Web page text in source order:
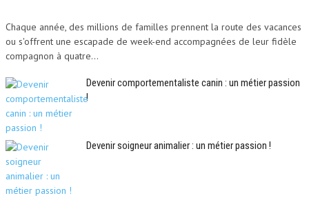
Chaque année, des millions de familles prennent la route des vacances
ou s'offrent une escapade de week-end accompagnées de leur fidèle
compagnon à quatre...
Devenir comportementaliste canin : un métier passion
!
Devenir soigneur animalier : un métier passion !